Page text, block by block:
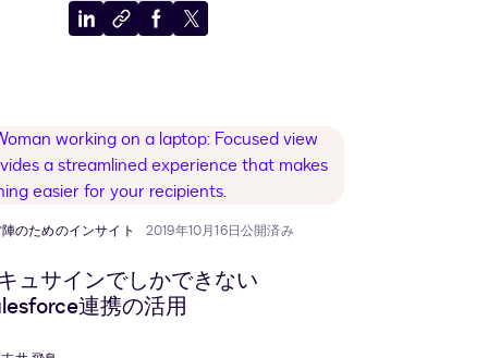
LinkedIn
ク
ー
ド
に
コ
ピ
ー
Facebook
X
のためのインサイト 2019年10月16日公開済み
ュサインでしかできない
連携の活用